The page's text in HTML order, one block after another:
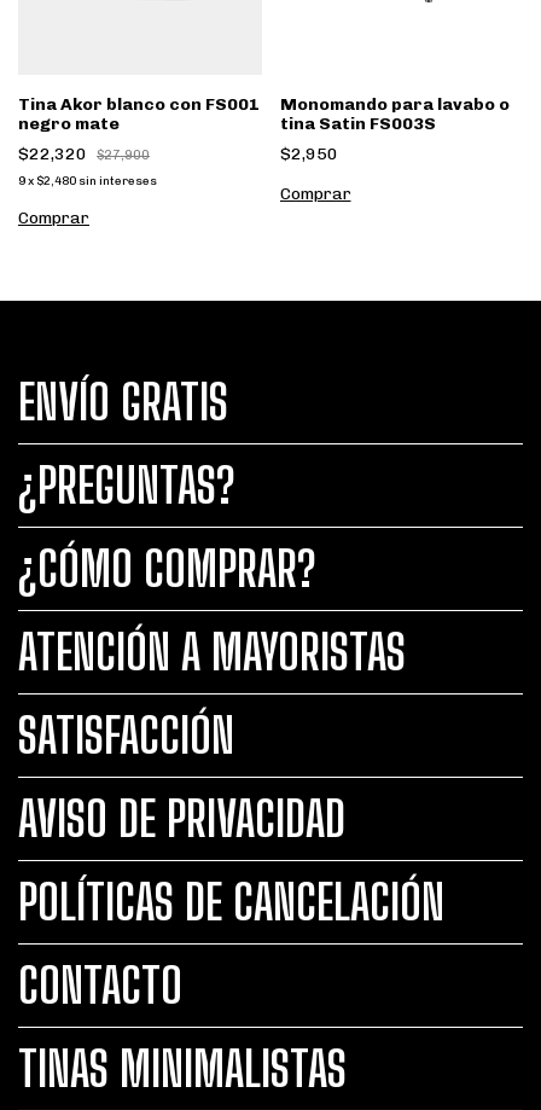
Tina Akor blanco con FS001
negro mate
$22,320
$27,900
9x $2,480 sin intereses
Comprar
Monomando para lavabo o
tina Satin FS003S
$2,950
ENVÍO GRATIS
¿PREGUNTAS?
¿CÓMO COMPRAR?
ATENCIÓN A MAYORISTAS
SATISFACCIÓN
AVISO DE PRIVACIDAD
POLÍTICAS DE CANCELACIÓN
CONTACTO
TINAS MINIMALISTAS